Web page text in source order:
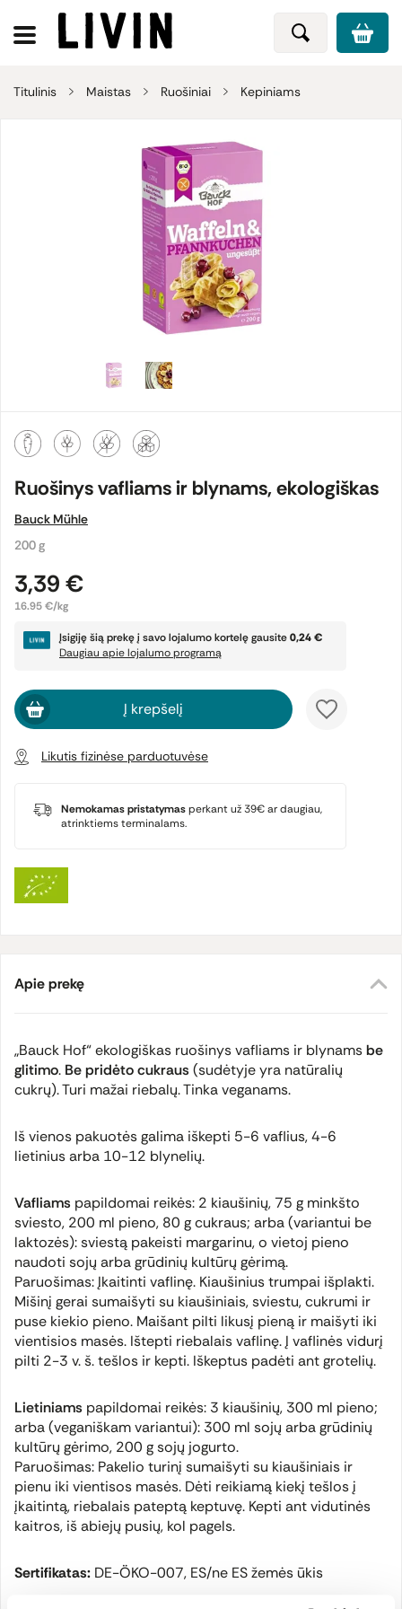
Titulinis Maistas Ruošiniai Kepiniams
Ruošinys vafliams ir blynams, ekologiškas
Bauck Mühle
200 g
3,39 €
16.95 €/kg
Įsigiję šią prekę į savo lojalumo kortelę gausite0,24 €
Daugiau apie lojalumo programą
Į krepšelį
Likutis fizinėse parduotuvėse
Nemokamas pristatymasperkant už 39€ ar daugiau,
atrinktiems terminalams.
Apie prekę
„Bauck Hof“ ekologiškas ruošinys vafliams ir blynamsbe
glitimo. Be pridėto cukraus(sudėtyje yra natūralių
cukrų). Turi mažai riebalų. Tinka veganams.
Iš vienos pakuotės galima iškepti 5-6 vaflius, 4-6
lietinius arba 10-12 blynelių.
Vafliams papildomai reikės: 2 kiaušinių, 75 g minkšto
sviesto, 200 ml pieno, 80 g cukraus; arba (variantui be
laktozės): sviestą pakeisti margarinu, o vietoj pieno
naudoti sojų arba grūdinių kultūrų gėrimą.
Paruošimas: Įkaitinti vaflinę. Kiaušinius trumpai išplakti.
Mišinį gerai sumaišyti su kiaušiniais, sviestu, cukrumi ir
puse kiekio pieno. Maišant pilti likusį pieną ir maišyti iki
vientisios masės. Ištepti riebalais vaflinę. Į vaflinės vidurį
pilti 2-3 v. š. tešlos ir kepti. Iškeptus padėti ant grotelių.
Lietiniams papildomai reikės: 3 kiaušinių, 300 ml pieno;
arba (veganiškam variantui): 300 ml sojų arba grūdinių
kultūrų gėrimo, 200 g sojų jogurto.
Paruošimas: Pakelio turinį sumaišyti su kiaušiniais ir
pienu iki vientisos masės. Dėti reikiamą kiekį tešlos į
įkaitintą, riebalais pateptą keptuvę. Kepti ant vidutinės
kaitros, iš abiejų pusių, kol pagels.
Sertifikatas: DE-ÖKO-007, ES/ne ES žemės ūkis